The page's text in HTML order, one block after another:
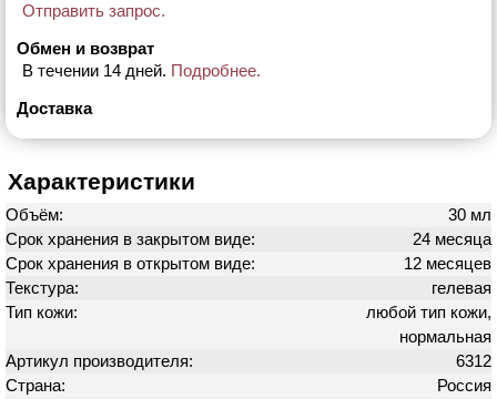
Отправить запрос.
Обмен и возврат
В течении 14 дней. Подробнее.
Доставка
Характеристики
Объём:
30 мл
Срок хранения в закрытом виде:
24 месяца
Срок хранения в открытом виде:
12 месяцев
Текстура:
гелевая
Тип кожи:
любой тип кожи,
нормальная
Артикул производителя:
6312
Страна:
Россия